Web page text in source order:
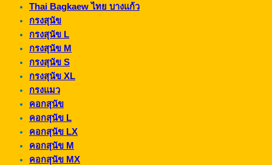
Thai Bagkaew ไทย บางแก้ว
กรงสุนัข
กรงสุนัข L
กรงสุนัข M
กรงสุนัข S
กรงสุนัข XL
กรงแมว
คอกสุนัข
คอกสุนัข L
คอกสุนัข LX
คอกสุนัข M
คอกสุนัข MX